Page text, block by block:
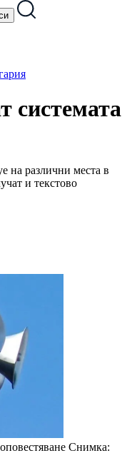
системата
на различни места в
и текстово
Снимка: